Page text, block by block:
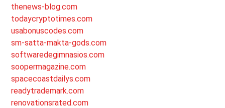
thenews-blog.com
todaycryptotimes.com
usabonuscodes.com
sm-satta-makta-gods.com
softwaredegimnasios.com
soopermagazine.com
spacecoastdailys.com
readytrademark.com
renovationsrated.com